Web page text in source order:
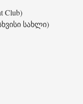
Club)
სახლი)